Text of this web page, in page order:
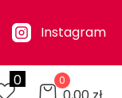
Instagram
0 0